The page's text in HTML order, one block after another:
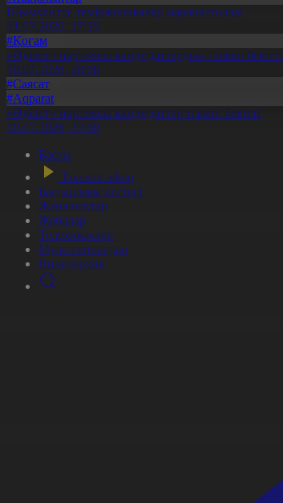
Шымкентте теміржолшылар марапатталды
31.07.2026, 17:15
#Қоғам
«Әділет» партиясы кандидаттардың тізімін бекітті
10.07.2026, 20:08
#Саясат
#Aqparat
«Әділет» партиясы кандидаттар тізімін бекітті
10.07.2026, 17:00
Басты
Тікелей эфир
Бағдарлама кестесі
Жаңалықтар
Жобалар
Телехикаялар
Мультсериалдар
Видеоархив